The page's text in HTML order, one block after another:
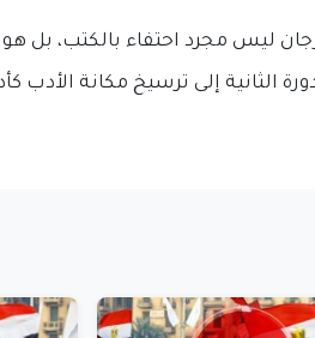
ليس مجرد احتفاء بالكتب، بل
الثانية إلى ترسيخ مكانة الأدب